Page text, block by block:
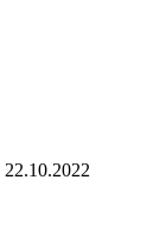
22.10.2022